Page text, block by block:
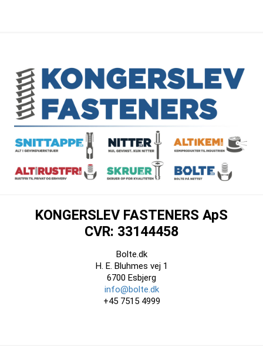
KONGERSLEV FASTENERS ApS
CVR: 33144458
Bolte.dk
H. E. Bluhmes vej 1
6700 Esbjerg
info@bolte.dk
+45 7515 4999